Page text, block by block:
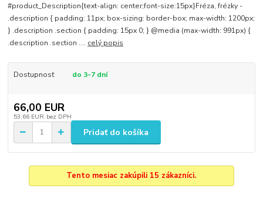
#product_Description{text-align: center;font-size:15px}Fréza, frézky -
.description { padding: 11px; box-sizing: border-box; max-width: 1200px;
} .description .section { padding: 15px 0; } @media (max-width: 991px) {
.description .section .... celý popis
Dostupnosť do 3-7 dní
66,00 EUR
53,66 EUR bez DPH
Pridať do košíka
Tento mesiac zakúpili 15 zákazníci.